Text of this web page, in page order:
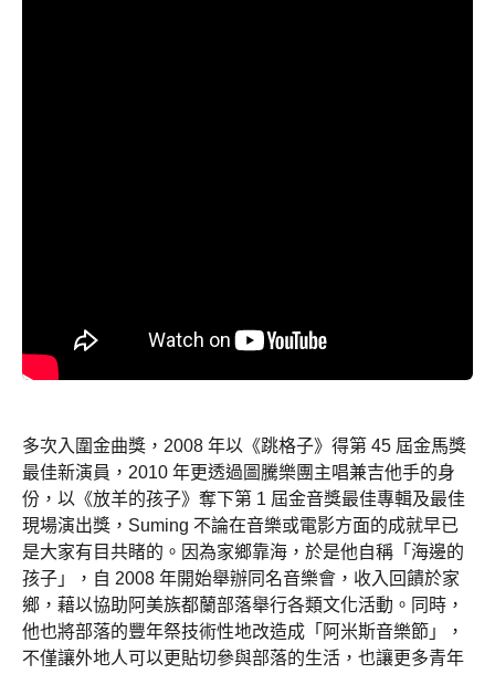
多次入圍金曲獎，2008 年以《跳格子》得第 45 屆金馬獎
最佳新演員，2010 年更透過圖騰樂團主唱兼吉他手的身
份，以《放羊的孩子》奪下第 1 屆金音獎最佳專輯及最佳
現場演出獎，Suming 不論在音樂或電影方面的成就早已
是大家有目共睹的。因為家鄉靠海，於是他自稱「海邊的
孩子」，自 2008 年開始舉辦同名音樂會，收入回饋於家
鄉，藉以協助阿美族都蘭部落舉行各類文化活動。同時，
他也將部落的豐年祭技術性地改造成「阿米斯音樂節」，
不僅讓外地人可以更貼切參與部落的生活，也讓更多青年